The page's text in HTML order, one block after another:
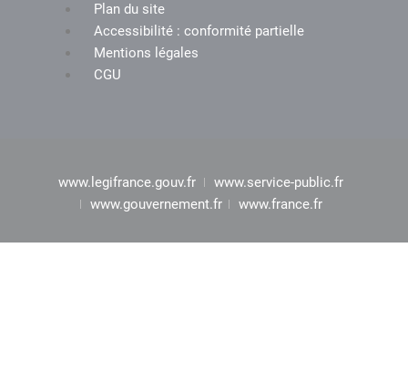
Plan du site
Accessibilité : conformité partielle
Mentions légales
CGU
www.legifrance.gouv.fr
www.service-public.fr
www.gouvernement.fr
www.france.fr